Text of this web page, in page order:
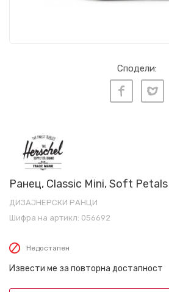
Сподели:
Ранец, Classic Mini, Soft Petals
ДИЗАЈНЕРСКИ РАНЦИ
Шифра на артикл: 056692
Недостапен
Извести ме за повторна достапност